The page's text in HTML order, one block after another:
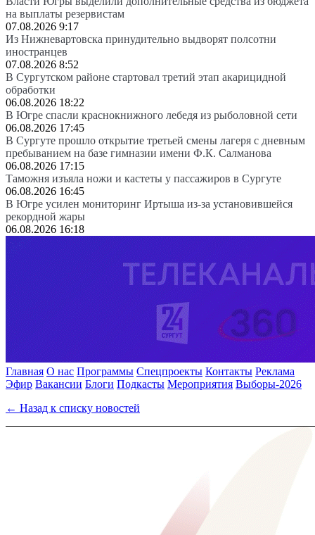
на выплаты резервистам
07.08.2026 9:17
Из Нижневартовска принудительно выдворят полсотни
иностранцев
07.08.2026 8:52
В Сургутском районе стартовал третий этап акарицидной
обработки
06.08.2026 18:22
В Югре спасли краснокнижного лебедя из рыболовной сети
06.08.2026 17:45
В Сургуте прошло открытие третьей смены лагеря с дневным
пребыванием на базе гимназии имени Ф.К. Салманова
06.08.2026 17:15
Таможня изъяла ножи и кастеты у пассажиров в Сургуте
06.08.2026 16:45
В Югре усилен мониторинг Иртыша из-за установившейся
рекордной жары
06.08.2026 16:18
Главная О нас Программы Спецпроекты Контакты Реклама
Эфир Вакансии Блоги Подкасты Мероприятия Выборы-2026
← Назад к списку новостей